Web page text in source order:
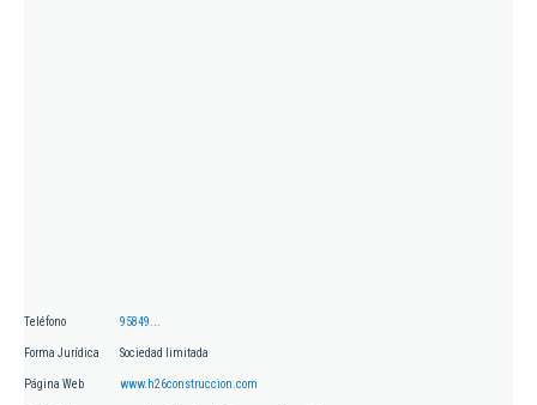
Teléfono 95849...
Forma Jurídica Sociedad limitada
Página Web www.h26construccion.com